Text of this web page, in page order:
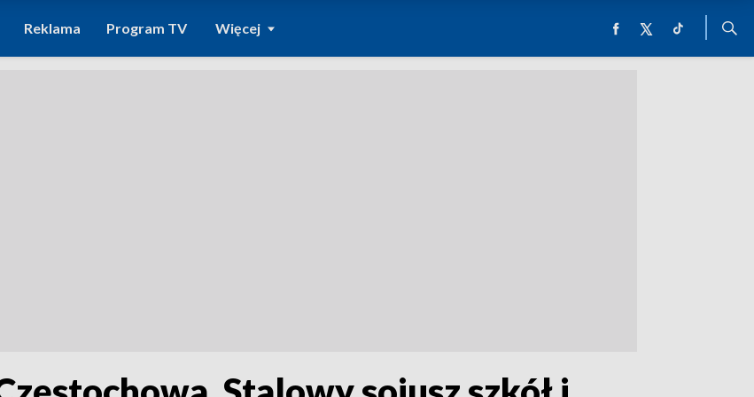
Reklama Program TV Więcej